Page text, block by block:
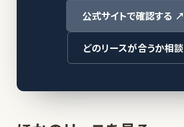
公式サイトで確認する ↗
どのリースが合うか相談